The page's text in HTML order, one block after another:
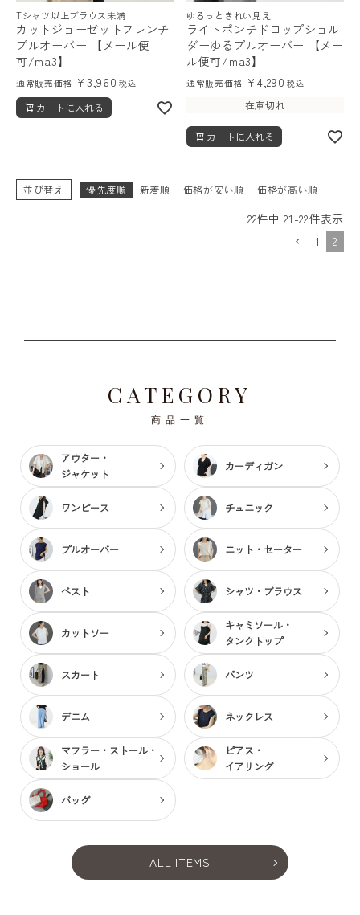
Tシャツ以上ブラウス未満
カットジョーゼットフレンチ
プルオーバー 【メール便
可/ma3】
通常販売価格 ¥ 3,960 税込
カートに入れる
ゆるっときれい見え
ライトポンチドロップショル
ダーゆるプルオーバー 【メー
ル便可/ma3】
通常販売価格 ¥ 4,290 税込
在庫切れ
カートに入れる
並び替え 優先度順 新着順 価格が安い順 価格が高い順
22件中 21 -22件表示
1
2
CATEGORY
商品一覧
アウター・
ジャケット
カーディガン
ワンピース チュニック
プルオーバー ニット・セーター
ベスト シャツ・ブラウス
カットソー
キャミソール・
タンクトップ
スカート パンツ
デニム ネックレス
マフラー・ストール・
ショール
ピアス・
イアリング
バッグ
ALL ITEMS